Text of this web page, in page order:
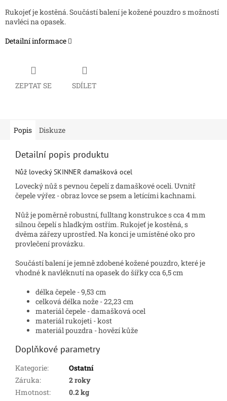
Rukojeť je kostěná. Součástí balení je kožené pouzdro s možností
navléci na opasek.
Detailní informace
ZEPTAT SE SDÍLET
Popis Diskuze
Detailní popis produktu
Nůž lovecký SKINNER damašková ocel
Lovecký nůž s pevnou čepelí z damaškové oceli. Uvnitř
čepele výřez - obraz lovce se psem a letícími kachnami.
Nůž je poměrně robustní, fulltang konstrukce s cca 4 mm
silnou čepelí s hladkým ostřím. Rukojeť je kostěná, s
dvěma zářezy uprostřed. Na konci je umístěné oko pro
provlečení provázku.
Součástí balení je jemně zdobené kožené pouzdro, které je
vhodné k navléknutí na opasek do šířky cca 6,5 cm
délka čepele - 9,53 cm
celková délka nože - 22,23 cm
materiál čepele - damašková ocel
materiál rukojeti - kost
materiál pouzdra - hovězí kůže
Doplňkové parametry
Kategorie:
Ostatní
Záruka:
2 roky
Hmotnost:
0.2 kg